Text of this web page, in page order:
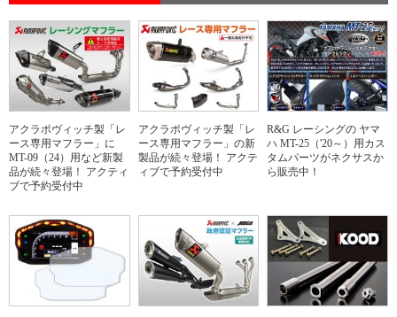
アクラポヴィッチ製「レ
ース専用マフラー」に
MT-09（24）用など新製
品が続々登場！ アクティ
ブで予約受付中
アクラポヴィッチ製「レ
ース専用マフラー」の新
製品が続々登場！ アクテ
ィブで予約受付中
R&G レーシングの ヤマ
ハ MT-25（'20～）用カス
タムパーツがネクサスか
ら販売中！